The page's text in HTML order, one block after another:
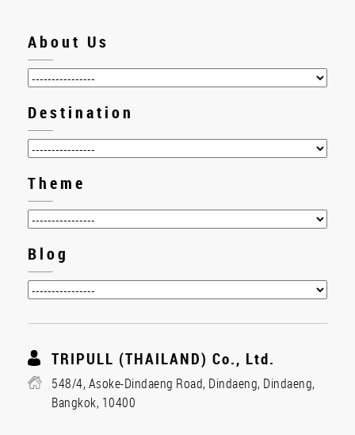
About Us
Destination
Theme
Blog
TRIPULL (THAILAND) Co., Ltd.
548/4, Asoke-Dindaeng Road, Dindaeng, Dindaeng,
Bangkok, 10400